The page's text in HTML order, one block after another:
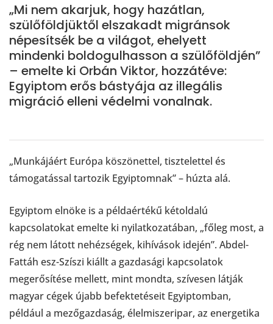
„Mi nem akarjuk, hogy hazátlan,
szülőföldjüktől elszakadt migránsok
népesítsék be a világot, ehelyett
mindenki boldogulhasson a szülőföldjén”
– emelte ki Orbán Viktor, hozzátéve:
Egyiptom erős bástyája az illegális
migráció elleni védelmi vonalnak.
„Munkájáért Európa köszönettel, tisztelettel és
támogatással tartozik Egyiptomnak” – húzta alá.
Egyiptom elnöke is a példaértékű kétoldalú
kapcsolatokat emelte ki nyilatkozatában, „főleg most, a
rég nem látott nehézségek, kihívások idején”. Abdel-
Fattáh esz-Szíszi kiállt a gazdasági kapcsolatok
megerősítése mellett, mint mondta, szívesen látják
magyar cégek újabb befektetéseit Egyiptomban,
például a mezőgazdaság, élelmiszeripar, az energetika